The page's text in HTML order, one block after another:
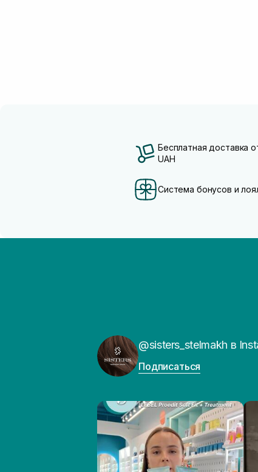
Бесплатная доставка
UAH
Система бонусов и
@sisters_stelmakh в
Подписаться